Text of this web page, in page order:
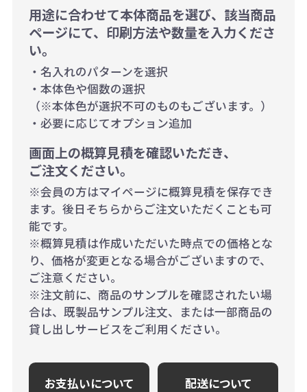
用途に合わせて本体商品を選び、該当商品
ページにて、印刷方法や数量を入力くださ
い。
・名入れのパターンを選択
・本体色や個数の選択
（※本体色が選択不可のものもございます。）
・必要に応じてオプション追加
画面上の概算見積を確認いただき、
ご注文ください。
※会員の方はマイページに概算見積を保存でき
ます。後日そちらからご注文いただくことも可
能です。
※概算見積は作成いただいた時点での価格とな
り、価格が変更となる場合がございますので、
ご注意ください。
※注文前に、商品のサンプルを確認されたい場
合は、既製品サンプル注文、または一部商品の
貸し出しサービスをご利用ください。
お支払いについて 配送について